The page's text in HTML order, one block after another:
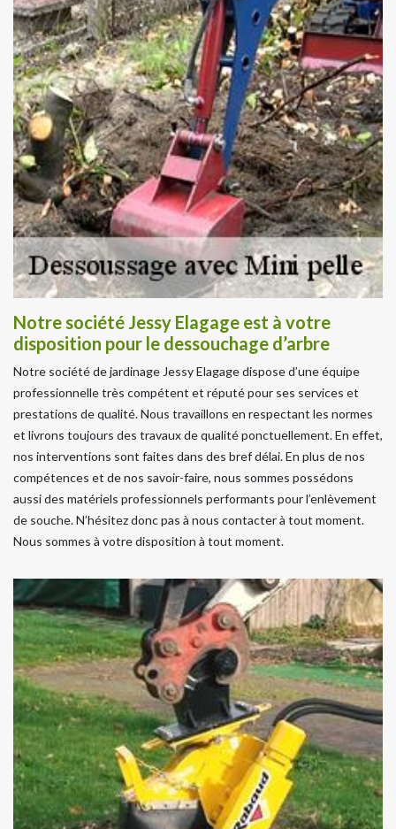
Notre société Jessy Elagage est à votre
disposition pour le dessouchage d’arbre
Notre société de jardinage Jessy Elagage dispose d’une équipe
professionnelle très compétent et réputé pour ses services et
prestations de qualité. Nous travaillons en respectant les normes
et livrons toujours des travaux de qualité ponctuellement. En effet,
nos interventions sont faites dans des bref délai. En plus de nos
compétences et de nos savoir-faire, nous sommes possédons
aussi des matériels professionnels performants pour l’enlèvement
de souche. N’hésitez donc pas à nous contacter à tout moment.
Nous sommes à votre disposition à tout moment.